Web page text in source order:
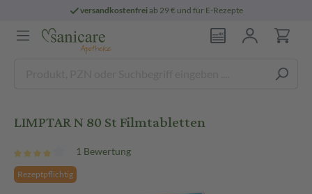
versandkostenfreiab 29 € und für E-Rezepte
LIMPTAR N 80 St Filmtabletten
1 Bewertung
Rezeptpflichtig